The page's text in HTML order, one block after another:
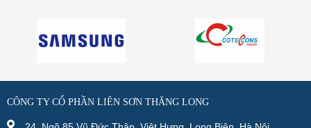
CÔNG TY CỔ PHẦN LIÊN SƠN THĂNG LONG